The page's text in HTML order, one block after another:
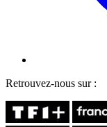
Retrouvez-nous sur :